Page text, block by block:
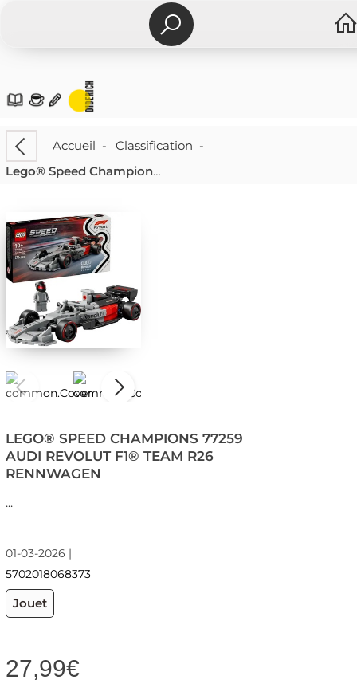
Accueil - Classification -
Lego® Speed Champions 77259 Audi Revolut F1® Team R26 Rennwagen
LEGO® SPEED CHAMPIONS 77259
AUDI REVOLUT F1® TEAM R26
RENNWAGEN
...
01-03-2026 |
5702018068373
Jouet
27,99€